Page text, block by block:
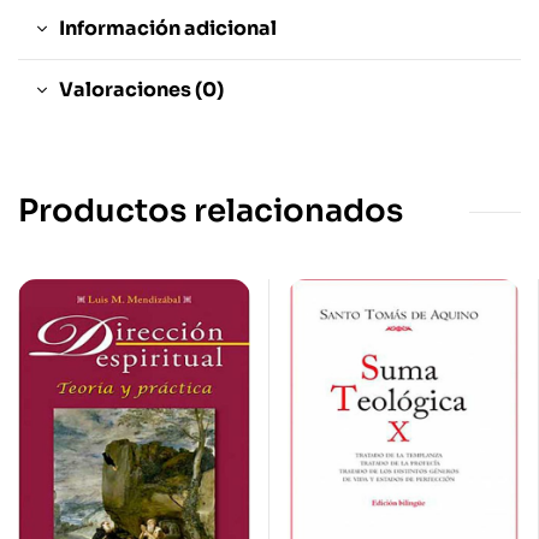
Información adicional
Valoraciones (0)
Productos relacionados